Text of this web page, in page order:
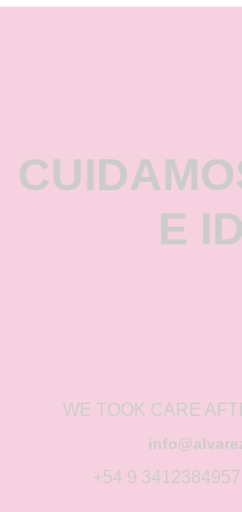
E
WE TOOK CARE
+54 9